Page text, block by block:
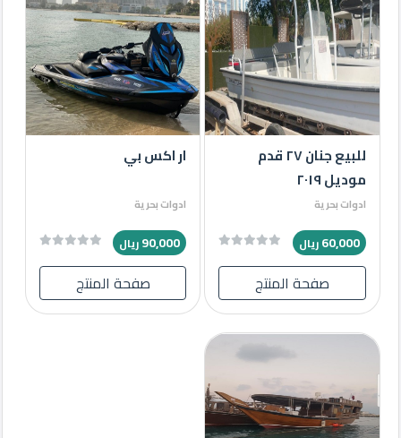
للبيع جنان ٢٧ قدم
موديل ٢٠١٩
ادوات بحرية
60,000ريال
صفحة المنتج
ار اكس بي
ادوات بحرية
90,000ريال
صفحة المنتج